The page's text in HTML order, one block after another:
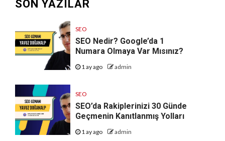
SON YAZILAR
SEO
SEO Nedir? Google’da 1
Numara Olmaya Var Mısınız?
1 ay ago admin
SEO
SEO’da Rakiplerinizi 30 Günde
Geçmenin Kanıtlanmış Yolları
1 ay ago admin